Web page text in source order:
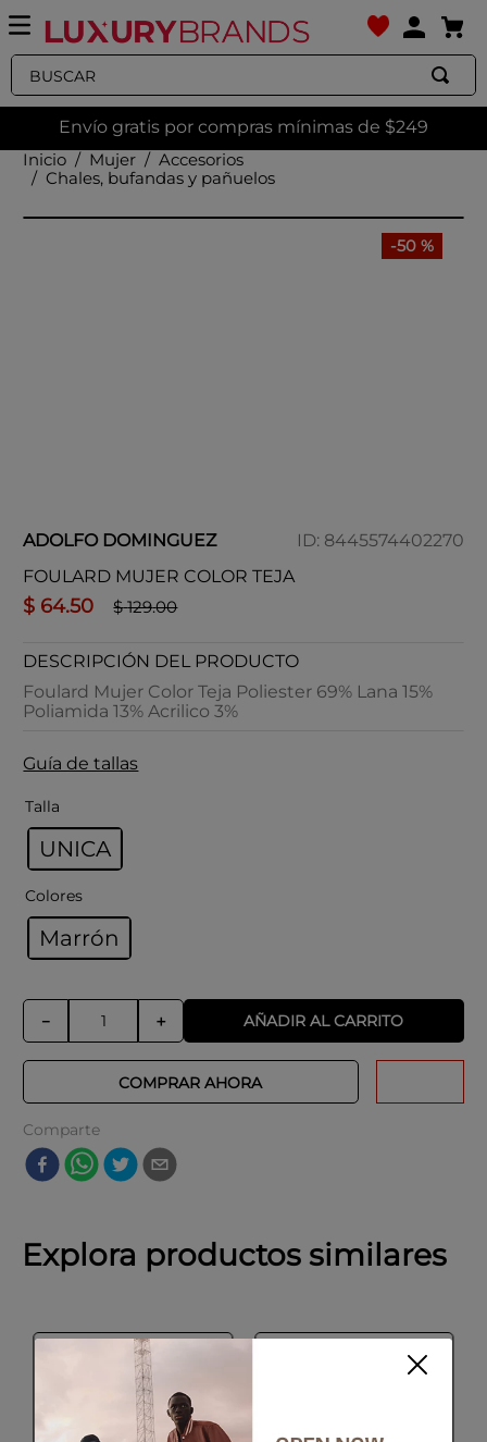
Buscar
Envío gratis por compras mínimas de $249
Mujer
Accesorios
Chales, bufandas y pañuelos
-50 %
ADOLFO DOMINGUEZ ID: 8445574402270
FOULARD MUJER COLOR TEJA
$ 64.50 $ 129.00
DESCRIPCIÓN DEL PRODUCTO
Foulard Mujer Color Teja Poliester 69% Lana 15%
Poliamida 13% Acrilico 3%
Guía de tallas
Talla
UNICA
Colores
Marrón
＋
－ AÑADIR AL CARRITO
COMPRAR AHORA
Comparte
Explora productos similares